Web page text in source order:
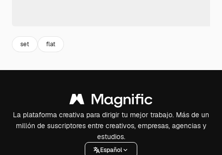
set flat
La plataforma creativa para dirigir tu mejor trabajo. Más de un
millón de suscriptores entre creativos, empresas, agencias y
estudios.
Español